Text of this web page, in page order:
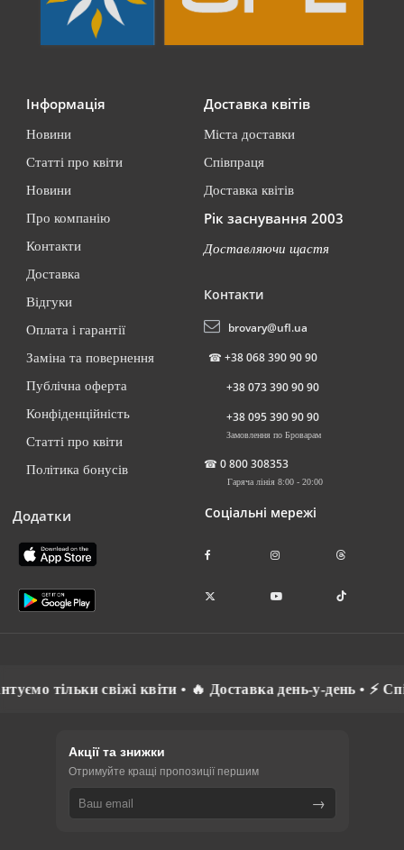
Інформація
Новини
Статті про квіти
Новини
Про компанію
Контакти
Доставка
Відгуки
Оплата і гарантії
Заміна та повернення
Публічна оферта
Конфіденційність
Статті про квіти
Політика бонусів
Додатки
Доставка квітів
Міста доставки
Співпраця
Доставка квітів
Рік заснування 2003
Доставляючи щастя
Контакти
brovary@ufl.ua
☎ +38 068 390 90 90
+38 073 390 90 90
+38 095 390 90 90
Замовлення по Броварам
☎ 0 800 308353
Гаряча лінія 8:00 - 20:00
Соціальні мережі
свіжі квіти • 🔥 Доставка день-у-день • ⚡
Акції та знижки
Отримуйте кращі пропозиції першим
→